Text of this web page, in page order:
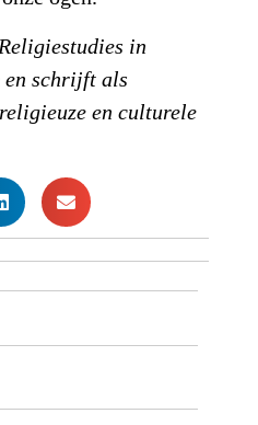
in
en schrijft als
en culturele